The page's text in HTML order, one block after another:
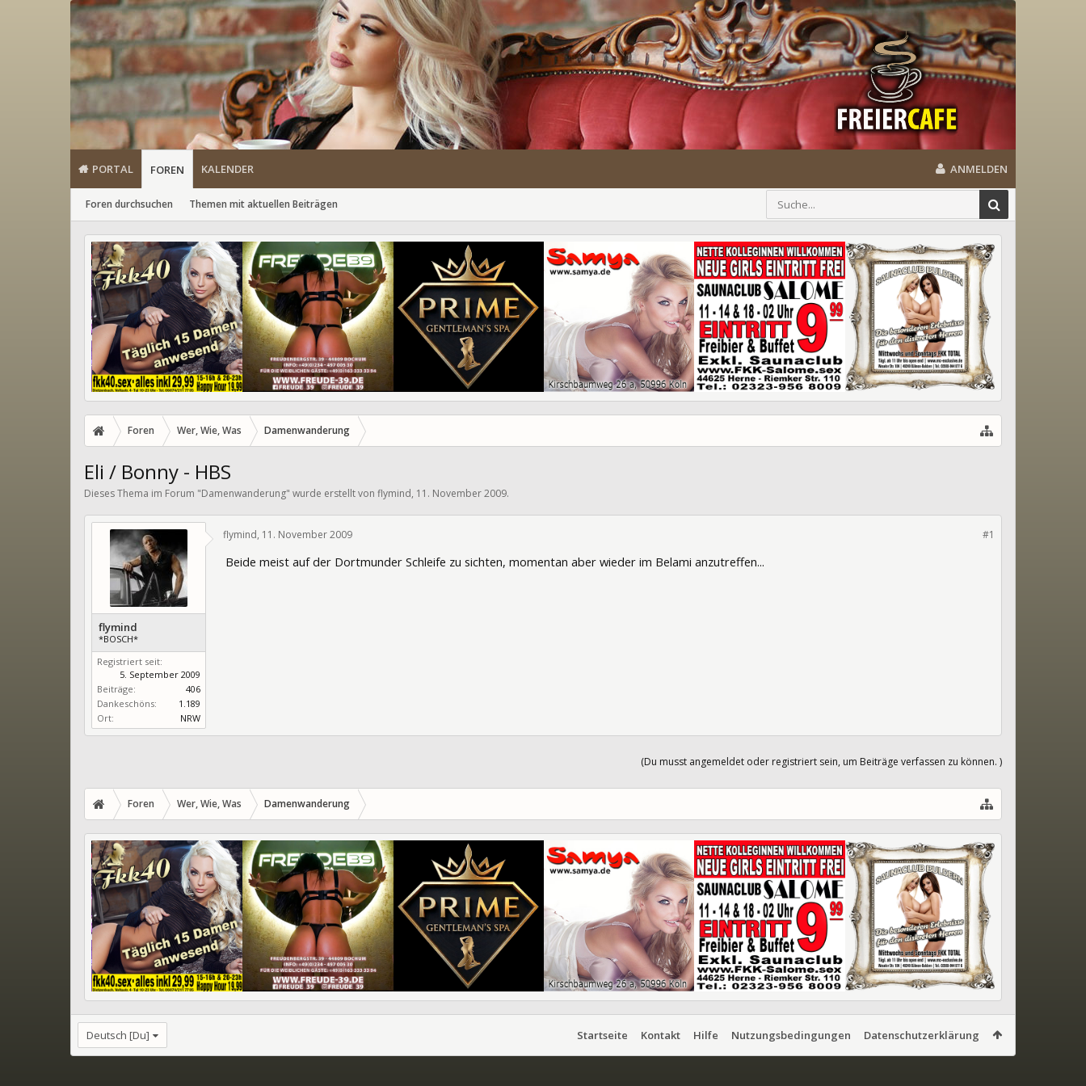
PORTAL FOREN
Foren durchsuchen Themen mit aktuellen Beiträgen
KALENDER ANMELDEN
Foren Wer, Wie, Was Damenwanderung
Eli / Bonny - HBS
Dieses Thema im Forum "Damenwanderung" wurde erstellt von flymind, 11. November 2009.
flymind
*BOSCH*
Registriert seit:
5. September 2009
Beiträge:
406
Dankeschöns:
1.189
Ort:
NRW
#1
flymind, 11. November 2009
Beide meist auf der Dortmunder Schleife zu sichten, momentan aber wieder im Belami anzutreffen...
(Du musst angemeldet oder registriert sein, um Beiträge verfassen zu können. )
Foren Wer, Wie, Was Damenwanderung
Deutsch [Du] Startseite Kontakt Hilfe Nutzungsbedingungen Datenschutzerklärung